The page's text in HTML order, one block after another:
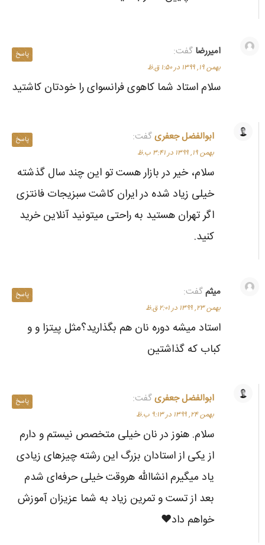
امیررضا گفت:
بهمن ۱۹, ۱۳۹۹ در ۱:۵۰ ق.ظ
سلام استاد شما کاهوی فرانسوای را خودتان کاشتید
پاسخ
ابوالفضل جعفریگفت:
بهمن ۱۹, ۱۳۹۹ در ۳:۴۱ ب.ظ
سلام، خیر در بازار هست تو این چند سال گذشته
خیلی زیاد شده در ایران کاشت سبزیجات فانتزی
اگر تهران هستید به راحتی میتونید آنلاین خرید
کنید.
پاسخ
میثمگفت:
بهمن ۲۳, ۱۳۹۹ در ۲:۰۱ ق.ظ
استاد میشه دوره نان هم بگذارید؟مثل پیتزا و و
کباب که گذاشتین
پاسخ
ابوالفضل جعفریگفت:
بهمن ۲۴, ۱۳۹۹ در ۹:۱۳ ب.ظ
سلام. هنوز در نان خیلی متخصص نیستم و دارم
از یکی از استادان بزرگ این رشته چیزهای زیادی
یاد میگیرم انشاالله هروقت خیلی حرفه‌ای شدم
بعد از تست و تمرین زیاد به شما عزیزان آموزش
خواهم داد❤️
پاسخ